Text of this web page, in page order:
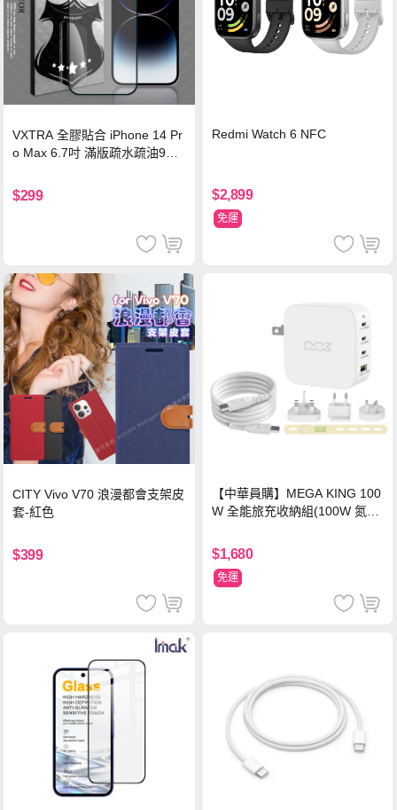
VXTRA 全膠貼合 iPhone 14 Pr
o Max 6.7吋 滿版疏水疏油9H
$299
Redmi Watch 6 NFC
$2,899
免運
CITY Vivo V70 浪漫都會支架皮
套-紅色
$399
【中華員購】MEGA KING 100
W 全能旅充收納組(100W 氮化
萬國轉接器)
$1,680
免運